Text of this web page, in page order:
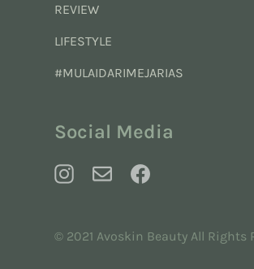
REVIEW
LIFESTYLE
#MULAIDARIMEJARIAS
Social Media
© 2021 Avoskin Beauty All Rights